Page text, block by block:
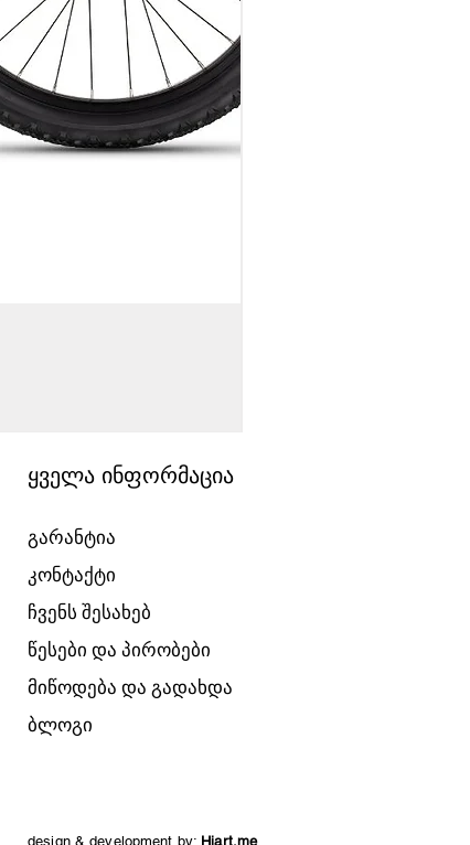
ყველა ინფორმაცია
გარანტია
კონტაქტი
ჩვენს შესახებ
წესები და პირობები
მიწოდება და გადახდა
ბლოგი
design & development by: Hiart.me